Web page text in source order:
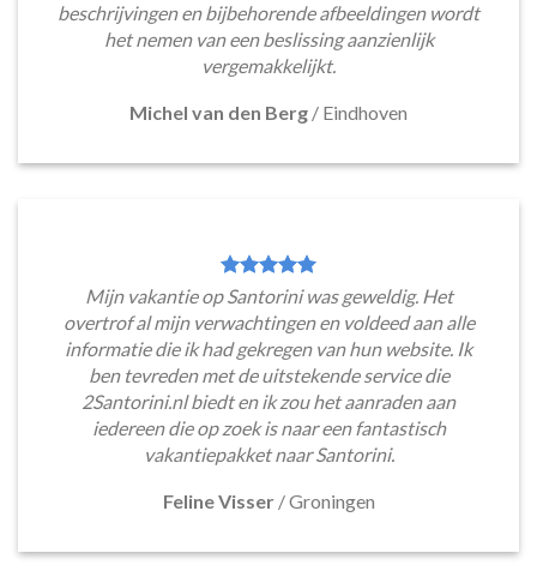
beschrijvingen en bijbehorende afbeeldingen wordt
het nemen van een beslissing aanzienlijk
vergemakkelijkt.
Michel van den Berg / Eindhoven
Mijn vakantie op Santorini was geweldig. Het
overtrof al mijn verwachtingen en voldeed aan alle
informatie die ik had gekregen van hun website. Ik
ben tevreden met de uitstekende service die
2Santorini.nl biedt en ik zou het aanraden aan
iedereen die op zoek is naar een fantastisch
vakantiepakket naar Santorini.
Feline Visser /Groningen